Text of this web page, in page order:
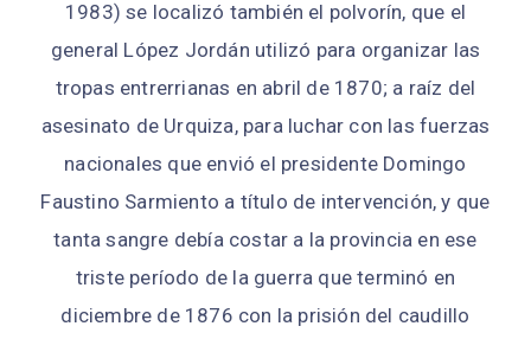
1983) se localizó también el polvorín, que el
general López Jordán utilizó para organizar las
tropas entrerrianas en abril de 1870; a raíz del
asesinato de Urquiza, para luchar con las fuerzas
nacionales que envió el presidente Domingo
Faustino Sarmiento a título de intervención, y que
tanta sangre debía costar a la provincia en ese
triste período de la guerra que terminó en
diciembre de 1876 con la prisión del caudillo